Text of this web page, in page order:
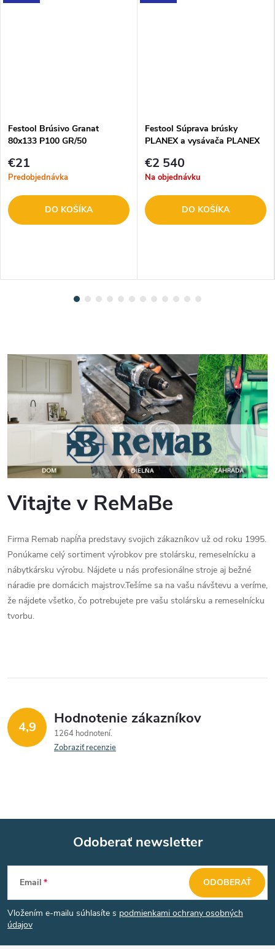
Festool Brúsivo Granat
80x133 P100 GR/50
€21
Predobjednávka
DO KOŠÍKA
Festool Súprava brúsky
PLANEX a vysávača PLANEX
€2 540
Na objednávku
DO KOŠÍKA
Vitajte v ReMaBe
Firma Remab napĺňa predstavy svojich zákazníkov už od roku 1995.
Ponúkame celý sortiment výrobkov pre stolársku, remeselnícku a
nábytkársku výrobu. Nájdete u nás profesionálne stroje aj bežné
náradie pre domácich majstrov.Tešíme sa na vašu návštevu a veríme,
že nájdete všetko, čo potrebujete pre vašu stolársku a remeselnícku
tvorbu.
4,9 Hodnotenie zákazníkov
1264 hodnotení
Zobraziť recenzie
Z
á
p
Odoberať newsletter
Email
Vložením e-mailu súhlasíte s podmienkami ochrany osobných
údajov
ODOBERAŤ